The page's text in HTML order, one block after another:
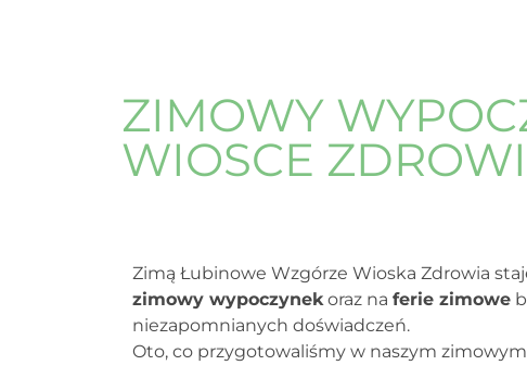
ZIMOWY
WIOSCE
Zimą Łubinowe Wzgórze Wioska Zdrowia
zimowy wypoczynekoraz na ferie zimowe
niezapomnianych doświadczeń.
Oto, co przygotowaliśmy w naszym